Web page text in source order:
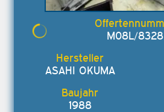
M08L/8328
ASAHI OKUMA
1988